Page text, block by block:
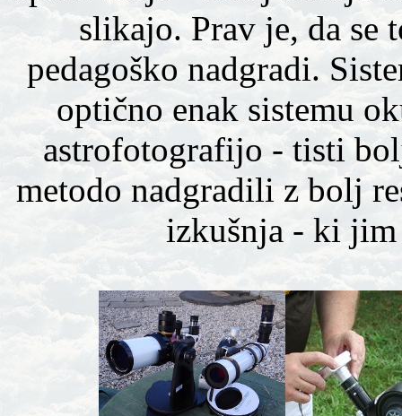
slikajo. Prav je, da se
pedagoško nadgradi.
optično enak sistemu
astrofotografijo - tisti
metodo nadgradili z bolj
izkušnja - ki